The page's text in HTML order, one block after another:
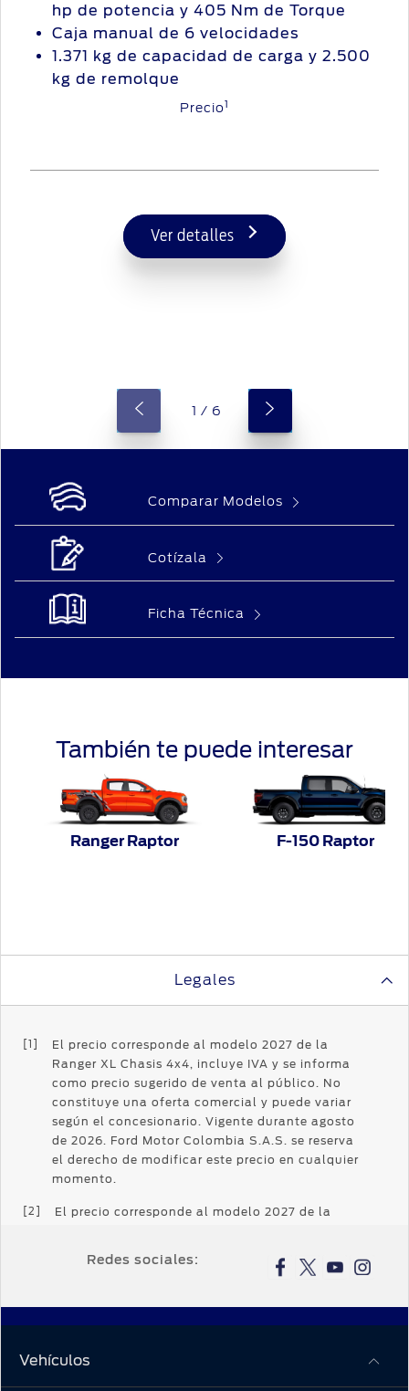
hp de potencia y 405 Nm de Torque
Caja manual de 6 velocidades
1.371 kg de capacidad de carga y 2.500
kg de remolque
Precio1
Ver detalles
1 / 6
Comparar Modelos
Cotízala
Ficha Técnica
También te puede interesar
Ranger Raptor F-150 Raptor
Legales
[1]
El precio corresponde al modelo 2027 de la
Ranger XL Chasis 4x4, incluye IVA y se informa
como precio sugerido de venta al público. No
constituye una oferta comercial y puede variar
según el concesionario. Vigente durante agosto
de 2026. Ford Motor Colombia S.A.S. se reserva
el derecho de modificar este precio en cualquier
momento.
[2]
El precio corresponde al modelo 2027 de la
constituye una oferta comercial y puede variar
de 2026. Ford Motor Colombia S.A.S. se reserva
el derecho de modificar este precio en cualquier
Redes sociales:
Vehículos